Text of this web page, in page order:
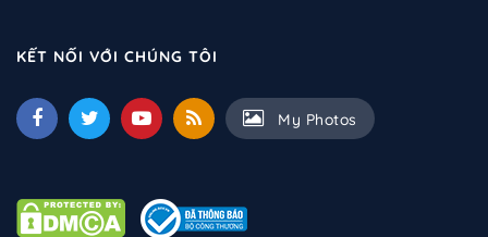
KẾT NỐI VỚI CHÚNG TÔI
My Photos